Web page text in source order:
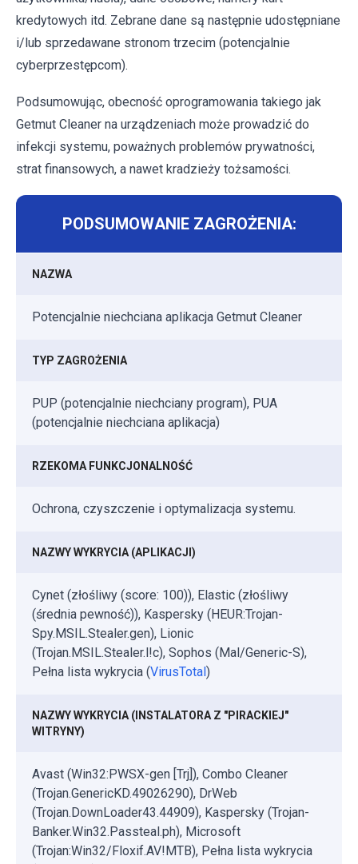
kredytowych itd. Zebrane dane są następnie udostępniane
i/lub sprzedawane stronom trzecim (potencjalnie
cyberprzestępcom).
Podsumowując, obecność oprogramowania takiego jak
Getmut Cleaner na urządzeniach może prowadzić do
infekcji systemu, poważnych problemów prywatności,
strat finansowych, a nawet kradzieży tożsamości.
PODSUMOWANIE ZAGROŻENIA:
NAZWA
Potencjalnie niechciana aplikacja Getmut Cleaner
TYP ZAGROŻENIA
PUP (potencjalnie niechciany program), PUA
(potencjalnie niechciana aplikacja)
RZEKOMA FUNKCJONALNOŚĆ
Ochrona, czyszczenie i optymalizacja systemu.
NAZWY WYKRYCIA (APLIKACJI)
Cynet (złośliwy (score: 100)), Elastic (złośliwy
(średnia pewność)), Kaspersky (HEUR:Trojan-
Spy.MSIL.Stealer.gen), Lionic
(Trojan.MSIL.Stealer.l!c), Sophos (Mal/Generic-S),
Pełna lista wykrycia (VirusTotal)
NAZWY WYKRYCIA (INSTALATORA Z "PIRACKIEJ"
WITRYNY)
Avast (Win32:PWSX-gen [Trj]), Combo Cleaner
(Trojan.GenericKD.49026290), DrWeb
(Trojan.DownLoader43.44909), Kaspersky (Trojan-
Banker.Win32.Passteal.ph), Microsoft
(Trojan:Win32/Floxif.AV!MTB), Pełna lista wykrycia